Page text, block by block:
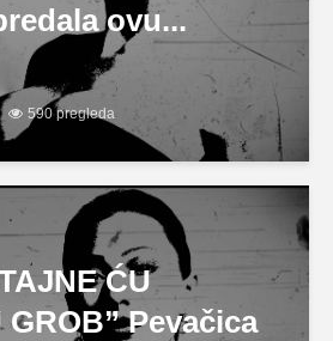
ovu...
590 pregleda
ĆU
GROB” Pevačica